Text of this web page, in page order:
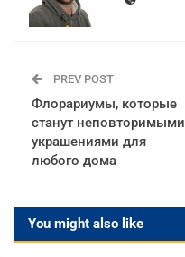
PREV POST
Флорариумы, которые
станут неповторимыми
украшениями для
любого дома
You might also like